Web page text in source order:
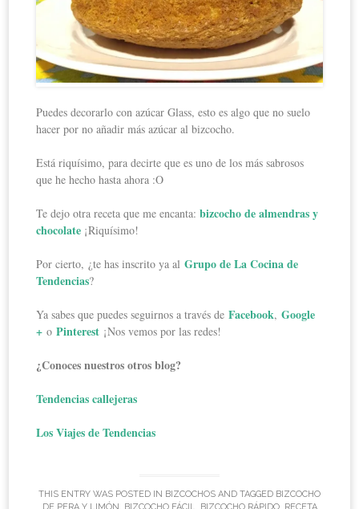
Puedes decorarlo con azúcar Glass, esto es algo que no suelo
hacer por no añadir más azúcar al bizcocho.
Está riquísimo, para decirte que es uno de los más sabrosos
que he hecho hasta ahora :O
Te dejo otra receta que me encanta:bizcocho de almendras y
chocolate ¡Riquísimo!
Por cierto, ¿te has inscrito ya alGrupo de La Cocina de
Tendencias?
Ya sabes que puedes seguirnos a través deFacebook,Google
+ oPinterest ¡Nos vemos por las redes!
¿Conoces nuestros otros blog?
Tendencias callejeras
Los Viajes de Tendencias
THIS ENTRY WAS POSTED IN BIZCOCHOS AND TAGGED BIZCOCHO
DE PERA Y LIMÓN, BIZCOCHO FÁCIL, BIZCOCHO RÁPIDO, RECETA